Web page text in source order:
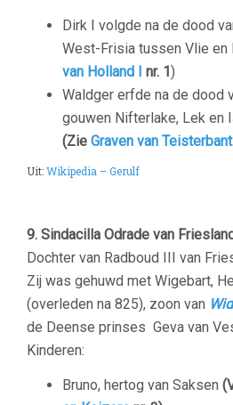
Dirk I volgde na de dood
West-Frisia tussen Vlie en
van Holland I nr. 1)
Waldger erfde na de dood
gouwen Nifterlake, Lek en
(Zie Graven van Teisterbant
Uit:Wikipedia – Gerulf
9. Sindacilla Odrade van
Dochter van Radboud III van
Zij was gehuwd met Wigebart,
(overleden na 825), zoon van
de Deense prinses Geva van
Kinderen:
Bruno, hertog van Saksen